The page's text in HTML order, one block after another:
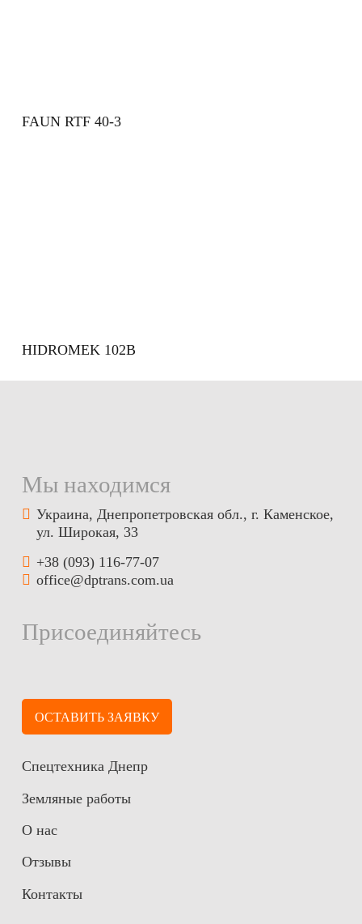
FAUN RTF 40-3
HIDROMEK 102B
Мы находимся
Украина, Днепропетровская обл., г. Каменское,
ул. Широкая, 33
+38 (093) 116-77-07
office@dptrans.com.ua
Присоединяйтесь
ОСТАВИТЬ ЗАЯВКУ
Спецтехника Днепр
Земляные работы
О нас
Отзывы
Контакты